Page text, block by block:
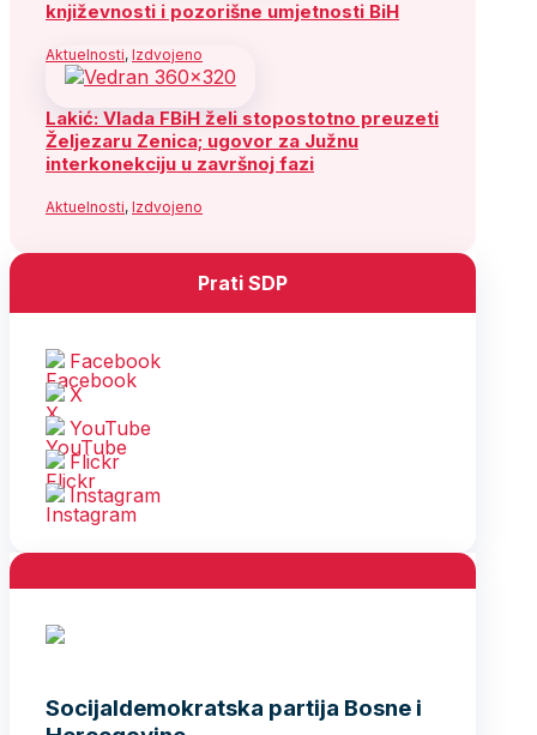
književnosti i pozorišne umjetnosti BiH
Aktuelnosti, Izdvojeno
Lakić: Vlada FBiH želi stopostotno preuzeti
Željezaru Zenica; ugovor za Južnu
interkonekciju u završnoj fazi
Aktuelnosti, Izdvojeno
Prati SDP
Facebook
X
YouTube
Flickr
Instagram
Socijaldemokratska partija Bosne i